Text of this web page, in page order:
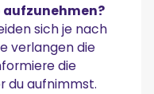
aufzunehmen?
sich je nach
verlangen die
die
du aufnimmst.